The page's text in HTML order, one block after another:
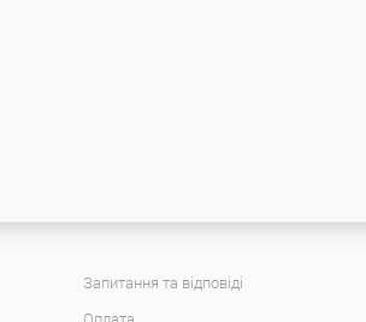
Запитання та відповіді